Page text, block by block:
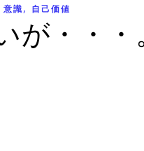
意識, 自己価値
が・・・